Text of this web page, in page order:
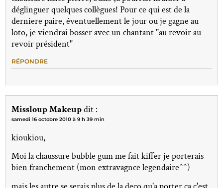
déglinguer quelques collègues! Pour ce qui est de la
derniere paire, éventuellement le jour ou je gagne au
loto, je viendrai bosser avec un chantant "au revoir au
revoir président"
RÉPONDRE
Missloup Makeupdit :
samedi 16 octobre 2010 à 9 h 39 min
kioukiou,
Moi la chaussure bubble gum me fait kiffer je porterais
bien franchement (mon extravagnce legendaire^^)